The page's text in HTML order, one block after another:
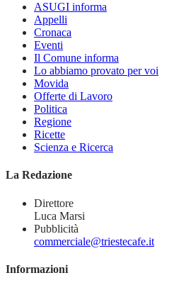
ASUGI informa
Appelli
Cronaca
Eventi
Il Comune informa
Lo abbiamo provato per voi
Movida
Offerte di Lavoro
Politica
Regione
Ricette
Scienza e Ricerca
La Redazione
Direttore
Luca Marsi
Pubblicità
commerciale@triestecafe.it
Informazioni